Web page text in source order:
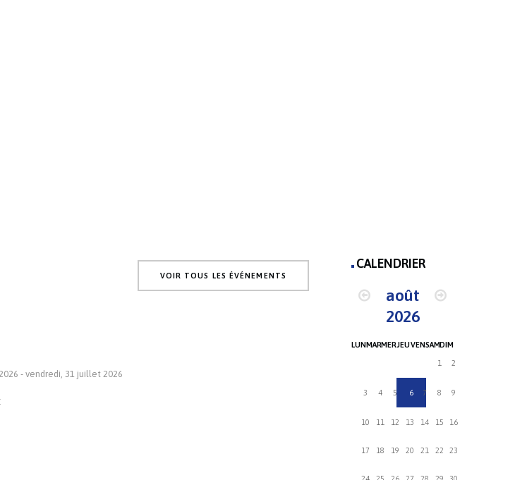
VOIR TOUS LES ÉVÉNEMENTS
- vendredi, 31 juillet 2026
CALENDRIER
août
2026
LUNMARMERJEUVENSAMDIM
1 2
3 4 5 6 7 8 9
10 11 12 13 14 15 16
17 18 19 20 21 22 23